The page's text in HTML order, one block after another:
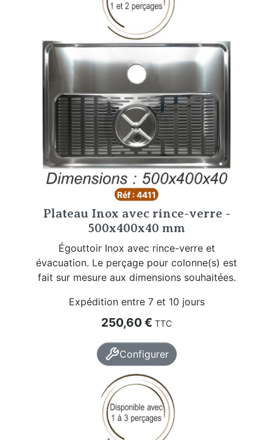
Réf : 4411
Plateau Inox avec rince-verre -
500x400x40 mm
Égouttoir Inox avec rince-verre et
évacuation. Le perçage pour colonne(s) est
fait sur mesure aux dimensions souhaitées.
Expédition entre 7 et 10 jours
Prix
250,60 € TTC
Configurer